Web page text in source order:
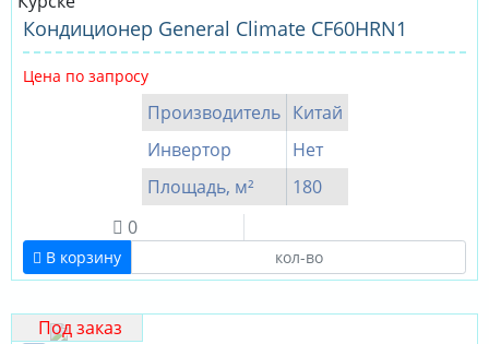
Кондиционер General Climate CF60HRN1
Цена по запросу
Производитель Китай
Инвертор
Нет
Площадь, м²
180
0
В корзину
Под заказ